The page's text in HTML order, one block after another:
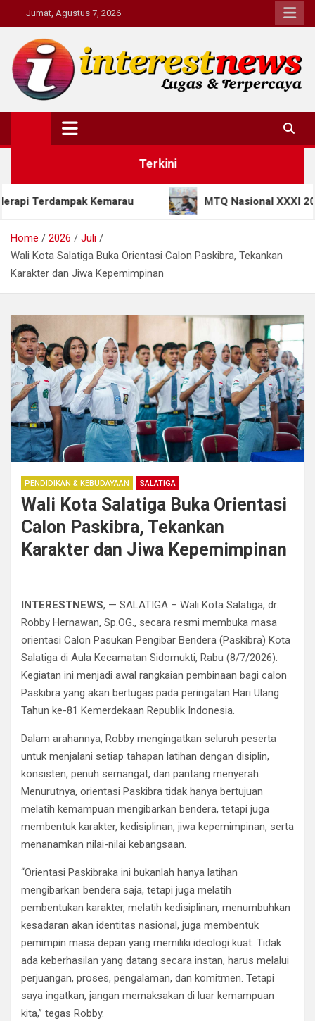
to
content
Jumat, Agustus 7, 2026
Interestnews.or.id
Terkini
MTQ Nasional XXXI 2026 di Jateng
Home 2026
Juli
Wali Kota Salatiga Buka Orientasi Calon Paskibra, Tekankan
Karakter dan Jiwa Kepemimpinan
PENDIDIKAN & KEBUDAYAAN SALATIGA
Wali Kota Salatiga Buka Orientasi
Calon Paskibra, Tekankan
Karakter dan Jiwa Kepemimpinan
INTERESTNEWS, — SALATIGA – Wali Kota Salatiga, dr.
Robby Hernawan, Sp.OG., secara resmi membuka masa
orientasi Calon Pasukan Pengibar Bendera (Paskibra) Kota
Salatiga di Aula Kecamatan Sidomukti, Rabu (8/7/2026).
Kegiatan ini menjadi awal rangkaian pembinaan bagi calon
Paskibra yang akan bertugas pada peringatan Hari Ulang
Tahun ke-81 Kemerdekaan Republik Indonesia.
Dalam arahannya, Robby mengingatkan seluruh peserta
untuk menjalani setiap tahapan latihan dengan disiplin,
konsisten, penuh semangat, dan pantang menyerah.
Menurutnya, orientasi Paskibra tidak hanya bertujuan
melatih kemampuan mengibarkan bendera, tetapi juga
membentuk karakter, kedisiplinan, jiwa kepemimpinan, serta
menanamkan nilai-nilai kebangsaan.
“Orientasi Paskibraka ini bukanlah hanya latihan
mengibarkan bendera saja, tetapi juga melatih
pembentukan karakter, melatih kedisiplinan, menumbuhkan
kesadaran akan identitas nasional, juga membentuk
pemimpin masa depan yang memiliki ideologi kuat. Tidak
ada keberhasilan yang datang secara instan, harus melalui
perjuangan, proses, pengalaman, dan komitmen. Tetapi
saya ingatkan, jangan memaksakan di luar kemampuan
kita,” tegas Robby.